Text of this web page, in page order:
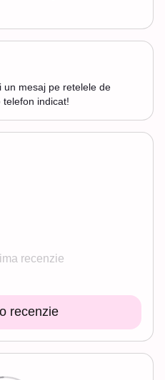
un mesaj pe retelele de
indicat!
recenzie
recenzie